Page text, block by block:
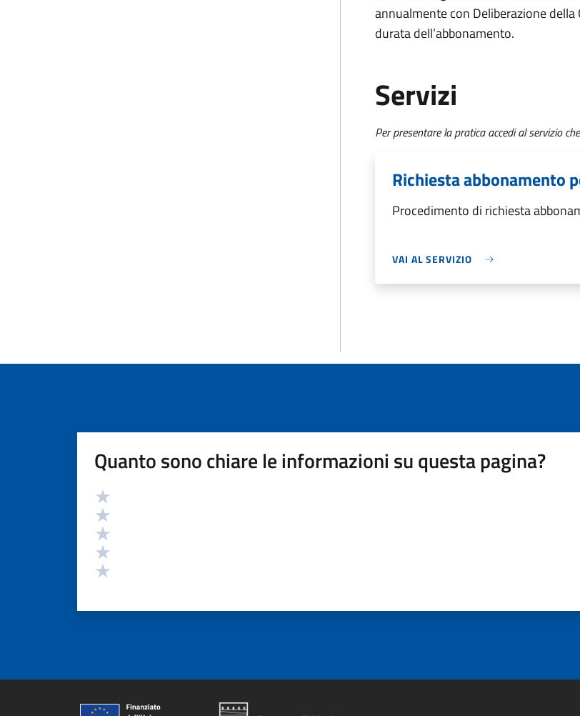
annualmente con Deliberazione
durata dell’abbonamento.
Servizi
Per presentare la pratica accedi al servizio
Richiesta abbonamento
Procedimento di richiesta
VAI AL SERVIZIO
Quanto sono chiare le informazioni su questa pagina?
Valutazione